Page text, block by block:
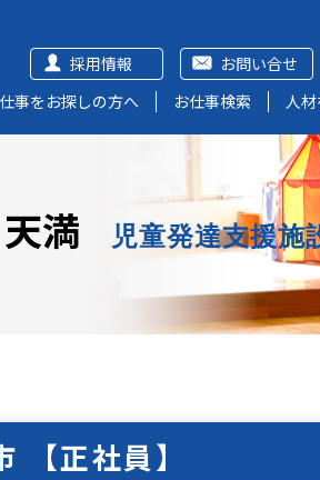
お問い合せ
採用情報
事をお探しの方へ
お仕事検索 人
満 児童発達支援施
【正社員】